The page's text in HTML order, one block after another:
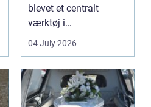
blevet et centralt
værktøj i
sundhedssektoren.
Klinikker, praksis og
beh...
04 July 2026